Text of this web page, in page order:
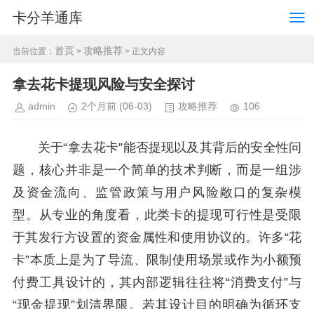
卡分羊通库
当前位置： 首页 > 攻略推荐 > 正文内容
拿去花卡提现风险与安全探讨
admin 2个月前 (06-03) 攻略推荐 106
关于“拿去花卡”能否提现以及其背后的安全性问
题，核心并非是一个简单的技术判断，而是一组涉
及资金流向、监管政策与用户风险敞口的复杂模
型。从专业的角度看，此类卡的提现可行性是受限
于其发行方设置的资金属性和使用协议的。许多“花
卡”本质上是为了导流、限制使用场景或作为小额预
付费工具设计的，其内部逻辑往往将“消费支付”与
“现金提现”划清界限。若其设计目的明确为循环支